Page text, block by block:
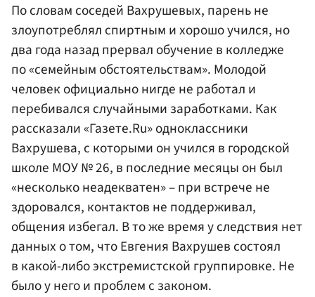
По словам соседей Вахрушевых, парень не
злоупотреблял спиртным и хорошо учился, но
два года назад прервал обучение в колледже
по «семейным обстоятельствам». Молодой
человек официально нигде не работал и
перебивался случайными заработками. Как
рассказали «Газете.Ru» одноклассники
Вахрушева, с которыми он учился в городской
школе МОУ № 26, в последние месяцы он был
«несколько неадекватен» – при встрече не
здоровался, контактов не поддерживал,
общения избегал. В то же время у следствия нет
данных о том, что Евгения Вахрушев состоял
в какой-либо экстремистской группировке. Не
было у него и проблем с законом.